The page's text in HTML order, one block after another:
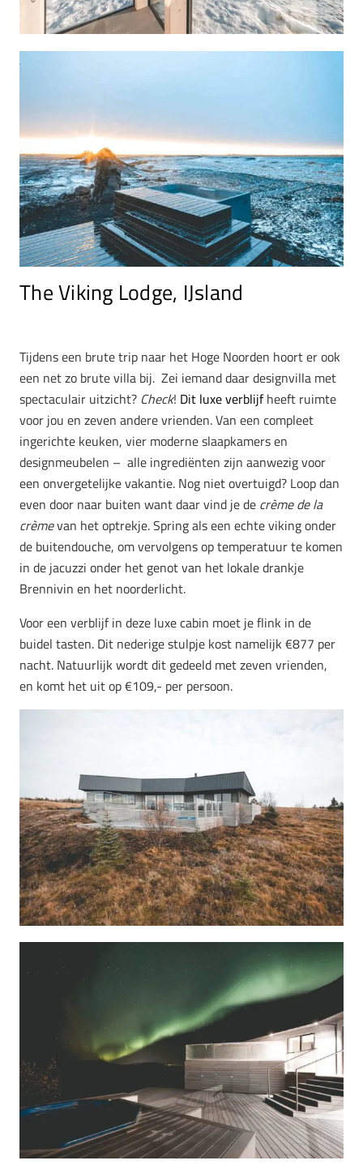
The Viking Lodge, IJsland
Tijdens een brute trip naar het Hoge Noorden hoort er ook
een net zo brute villa bij. Zei iemand daar designvilla met
spectaculair uitzicht? Check! Dit luxe verblijfheeft ruimte
voor jou en zeven andere vrienden. Van een compleet
ingerichte keuken, vier moderne slaapkamers en
designmeubelen – alle ingrediënten zijn aanwezig voor
een onvergetelijke vakantie. Nog niet overtuigd? Loop dan
even door naar buiten want daar vind je de crème de la
crèmevan het optrekje. Spring als een echte viking onder
de buitendouche, om vervolgens op temperatuur te komen
in de jacuzzi onder het genot van het lokale drankje
Brennivin en het noorderlicht.
Voor een verblijf in deze luxe cabin moet je flink in de
buidel tasten. Dit nederige stulpje kost namelijk €877 per
nacht. Natuurlijk wordt dit gedeeld met zeven vrienden,
en komt het uit op €109,- per persoon.